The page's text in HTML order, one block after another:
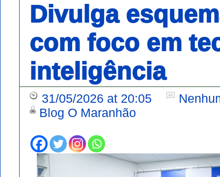
Divulga
com foco em
inteligência
31/05/2026 at 20:05
Blog O Maranhão